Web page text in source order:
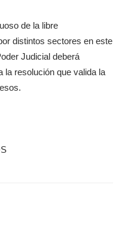
de la libre
distintos sectores en este
Judicial deberá
la resolución que valida la